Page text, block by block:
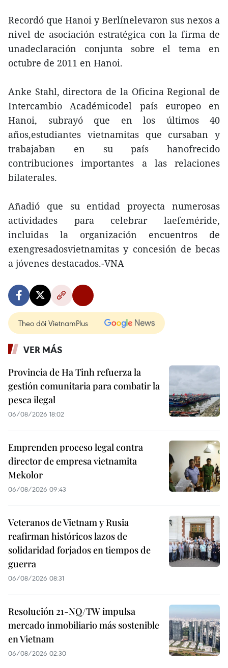
Recordó que Hanoi y Berlínelevaron sus nexos a
nivel de asociación estratégica con la firma de
unadeclaración conjunta sobre el tema en
octubre de 2011 en Hanoi.
Anke Stahl, directora de la Oficina Regional de
Intercambio Académicodel país europeo en
Hanoi, subrayó que en los últimos 40
años,estudiantes vietnamitas que cursaban y
trabajaban en su país hanofrecido
contribuciones importantes a las relaciones
bilaterales.
Añadió que su entidad proyecta numerosas
actividades para celebrar laefeméride,
incluidas la organización encuentros de
exengresadosvietnamitas y concesión de becas
a jóvenes destacados.-VNA
Theo dõi VietnamPlus
VER MÁS
Provincia de Ha Tinh refuerza la
gestión comunitaria para combatir la
pesca ilegal
06/08/2026 18:02
Emprenden proceso legal contra
director de empresa vietnamita
Mekolor
06/08/2026 09:43
Veteranos de Vietnam y Rusia
reafirman históricos lazos de
solidaridad forjados en tiempos de
guerra
06/08/2026 08:31
Resolución 21-NQ/TW impulsa
mercado inmobiliario más sostenible
en Vietnam
06/08/2026 02:30